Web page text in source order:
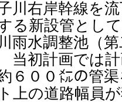
川右岸幹線を
る新設管とし
川雨水調整池（
当初計画では計
６００㍍の管
ト上の道路幅員